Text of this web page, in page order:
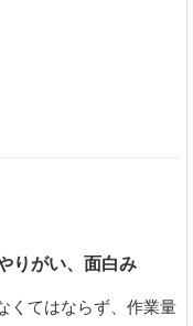
りがい、面白み
くてはならず、作業量